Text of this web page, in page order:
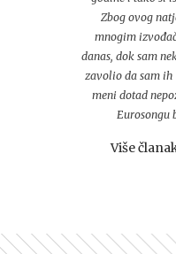
Zbog ovog
mnogim
danas, dok sam
zavolio da sam
meni dotad
Eurosongu
Više